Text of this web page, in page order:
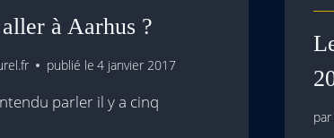
à Aarhus ?
publié le 4 janvier 2017
parler il y a cinq
par